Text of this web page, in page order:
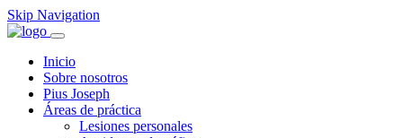
Skip Navigation
Inicio
Sobre nosotros
Pius Joseph
Áreas de práctica
Lesiones personales